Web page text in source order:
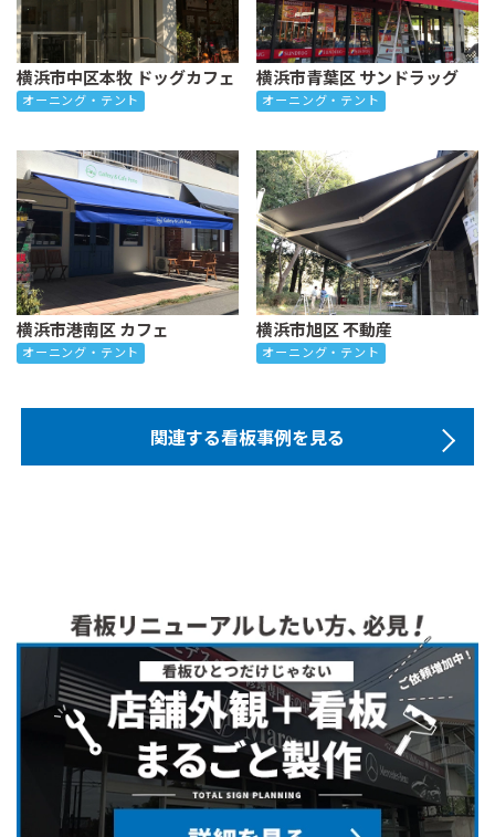
横浜市中区本牧 ドッグカフェ
オーニング・テント
横浜市青葉区 サンドラッグ
オーニング・テント
横浜市港南区 カフェ
オーニング・テント
横浜市旭区 不動産
オーニング・テント
関連する看板事例を見る